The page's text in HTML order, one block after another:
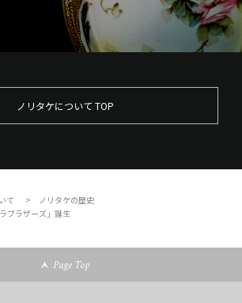
ノリタケについて TOP
て
ノリタケの歴史
ブラザーズ」誕生
Page Top